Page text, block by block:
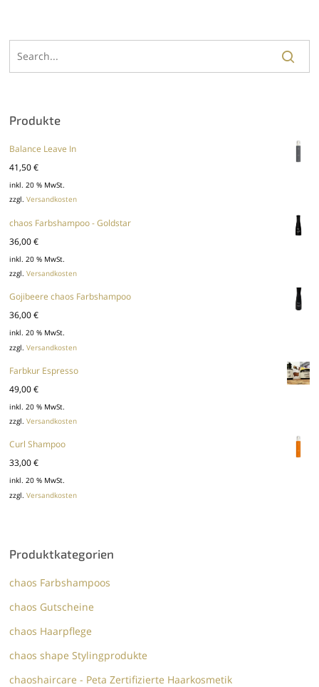
Produkte
Balance Leave In
41,50€
inkl. 20 % MwSt.
zzgl.Versandkosten
chaos Farbshampoo - Goldstar
36,00€
inkl. 20 % MwSt.
zzgl.Versandkosten
Gojibeere chaos Farbshampoo
36,00€
inkl. 20 % MwSt.
zzgl.Versandkosten
Farbkur Espresso
49,00€
inkl. 20 % MwSt.
zzgl.Versandkosten
Curl Shampoo
33,00€
inkl. 20 % MwSt.
zzgl.Versandkosten
Produktkategorien
chaos Farbshampoos
chaos Gutscheine
chaos Haarpflege
chaos shape Stylingprodukte
chaoshaircare - Peta Zertifizierte Haarkosmetik